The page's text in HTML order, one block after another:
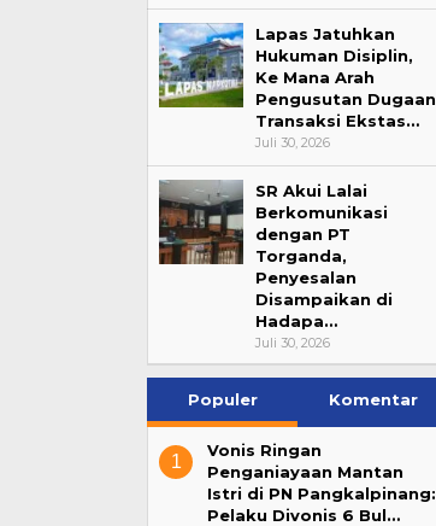
Lapas Jatuhkan
Hukuman Disiplin,
Ke Mana Arah
Pengusutan Dugaan
Transaksi Ekstas…
Juli 30, 2026
SR Akui Lalai
Berkomunikasi
dengan PT
Torganda,
Penyesalan
Disampaikan di
Hadapa…
Juli 30, 2026
Populer Komentar
1
Vonis Ringan
Penganiayaan Mantan
Istri di PN Pangkalpinang:
Pelaku Divonis 6 Bul…